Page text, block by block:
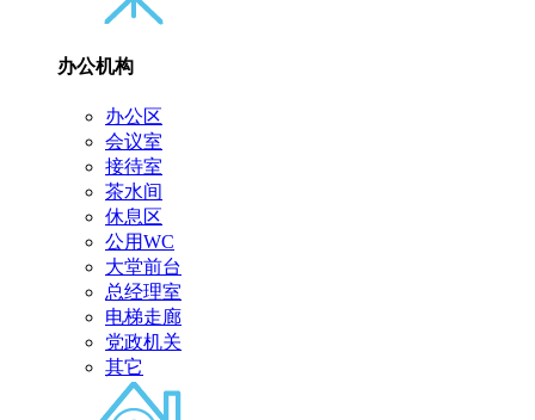
办公机构
办公区
会议室
接待室
茶水间
休息区
公用WC
大堂前台
总经理室
电梯走廊
党政机关
其它